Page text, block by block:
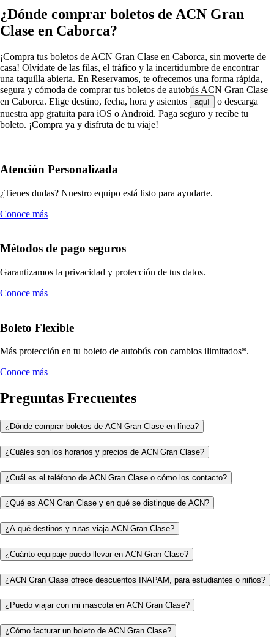
¿Dónde comprar boletos de ACN Gran
Clase en Caborca?
¡Compra tus boletos de ACN Gran Clase en Caborca, sin moverte de
casa! Olvídate de las filas, el tráfico y la incertidumbre de encontrar
una taquilla abierta. En Reservamos, te ofrecemos una forma rápida,
segura y cómoda de comprar tus boletos de autobús ACN Gran Clase
en Caborca. Elige destino, fecha, hora y asientos
aquí
o descarga
nuestra app gratuita para iOS o Android. Paga seguro y recibe tu
boleto. ¡Compra ya y disfruta de tu viaje!
Atención Personalizada
¿Tienes dudas? Nuestro equipo está listo para ayudarte.
Conoce más
Métodos de pago seguros
Garantizamos la privacidad y protección de tus datos.
Conoce más
Boleto Flexible
Más protección en tu boleto de autobús con cambios ilimitados*.
Conoce más
Preguntas Frecuentes
¿Dónde comprar boletos de ACN Gran Clase en línea?
¿Cuáles son los horarios y precios de ACN Gran Clase?
¿Cuál es el teléfono de ACN Gran Clase o cómo los contacto?
¿Qué es ACN Gran Clase y en qué se distingue de ACN?
¿A qué destinos y rutas viaja ACN Gran Clase?
¿Cuánto equipaje puedo llevar en ACN Gran Clase?
¿ACN Gran Clase ofrece descuentos INAPAM, para estudiantes o niños?
¿Puedo viajar con mi mascota en ACN Gran Clase?
¿Cómo facturar un boleto de ACN Gran Clase?